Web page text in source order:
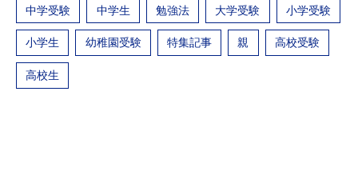
中学受験 中学生 勉強法 大学受験 小学受験
小学生 幼稚園受験 特集記事 親 高校受験
高校生